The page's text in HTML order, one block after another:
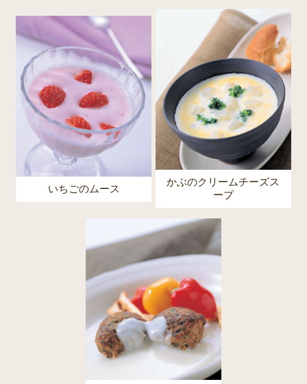
いちごのムース
かぶのクリームチーズス
ープ